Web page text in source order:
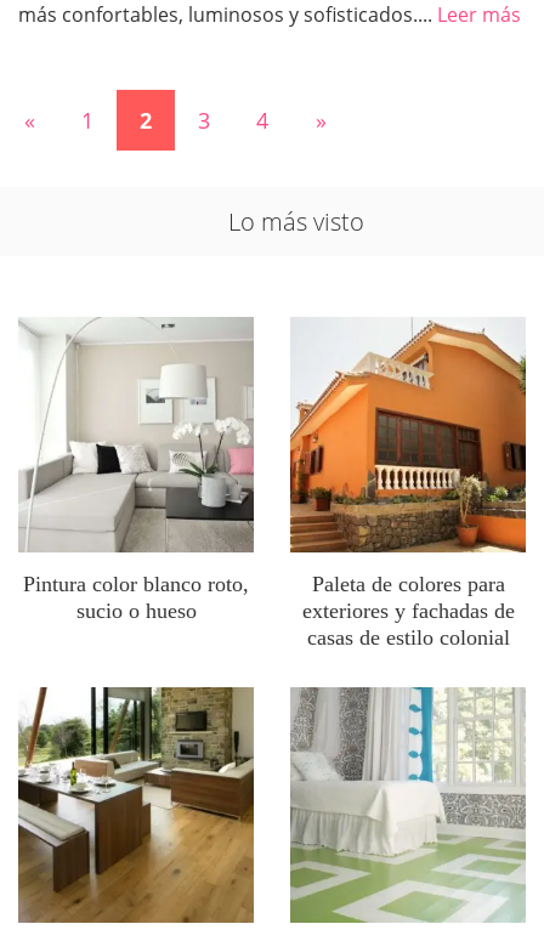
más confortables, luminosos y sofisticados.... Leer más
« 1 2 3 4 »
Lo más visto
Pintura color blanco roto,
sucio o hueso
Paleta de colores para
exteriores y fachadas de
casas de estilo colonial